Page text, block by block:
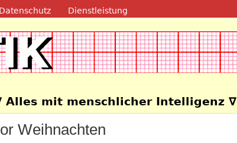
Direkt zum Inhalt
Datenschutz Dienstleistung
Alles mit menschlicher Intelligenz ∇
Weihnachten